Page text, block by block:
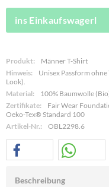
ins Einkaufswagerl
Produkt:
Männer T-Shirt
Hinweis:
Unisex Passform
Look).
Material:
100% Baumwolle
Zertifikate:
Fair Wear
Oeko-Tex® Standard 100
Artikel-Nr.:
OBL2298.6
Beschreibung